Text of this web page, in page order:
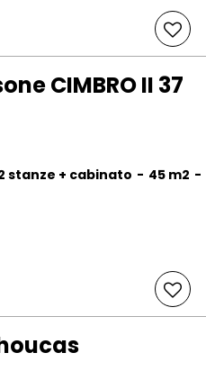
CIMBRO II 37
stanze + cabinato 45 m2